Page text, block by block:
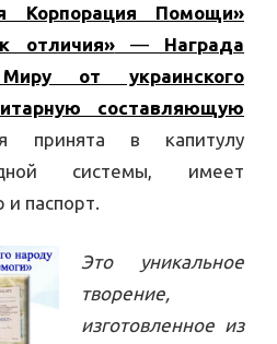
Корпорация Помощи»
отличия»— Награда
Миру от украинского
составляющую
принята в капитулу
системы, имеет
паспорт.
Это уникальное
творение,
изготовленное из